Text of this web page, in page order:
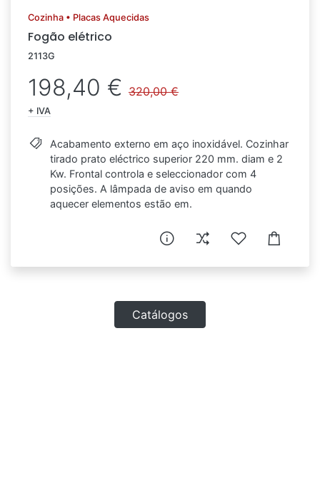
Cozinha • Placas Aquecidas
Fogão elétrico
2113G
198,40 € 320,00 €
+ IVA
Acabamento externo em aço inoxidável. Cozinhar
tirado prato eléctrico superior 220 mm. diam e 2
Kw. Frontal controla e seleccionador com 4
posições. A lâmpada de aviso em quando
aquecer elementos estão em.
Catálogos